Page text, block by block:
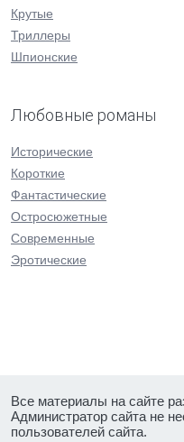
Крутые
Триллеры
Шпионские
Любовные романы
Исторические
Короткие
Фантастические
Остросюжетные
Современные
Эротические
Все материалы на сайте
Администратор сайта не
пользователей сайта.